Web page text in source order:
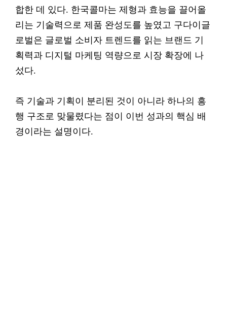
합한 데 있다. 한국콜마는 제형과 효능을 끌어올
리는 기술력으로 제품 완성도를 높였고 구다이글
로벌은 글로벌 소비자 트렌드를 읽는 브랜드 기
획력과 디지털 마케팅 역량으로 시장 확장에 나
섰다.
즉 기술과 기획이 분리된 것이 아니라 하나의 흥
행 구조로 맞물렸다는 점이 이번 성과의 핵심 배
경이라는 설명이다.